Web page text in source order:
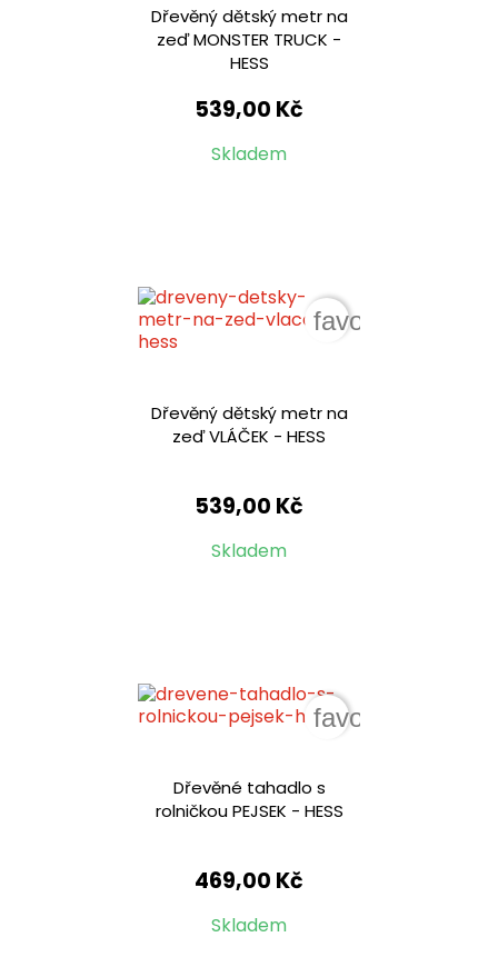
Dřevěný dětský metr na
zeď MONSTER TRUCK -
HESS
539,00 Kč
Skladem
Dřevěný dětský metr na
zeď VLÁČEK - HESS
539,00 Kč
Skladem
favorite_border
Dřevěné tahadlo s
rolničkou PEJSEK - HESS
469,00 Kč
Skladem
favorite_border